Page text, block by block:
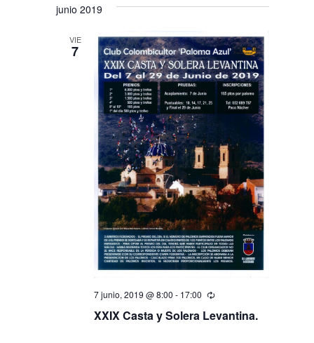
junio 2019
VIE
7
XXIX Casta y Solera Levantina.
7 junio, 2019 @ 8:00 - 17:00 Recurrente